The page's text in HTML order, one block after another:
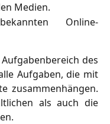
Medien.
Online-
des
Aufgaben, die mit
zusammenhängen.
als auch die